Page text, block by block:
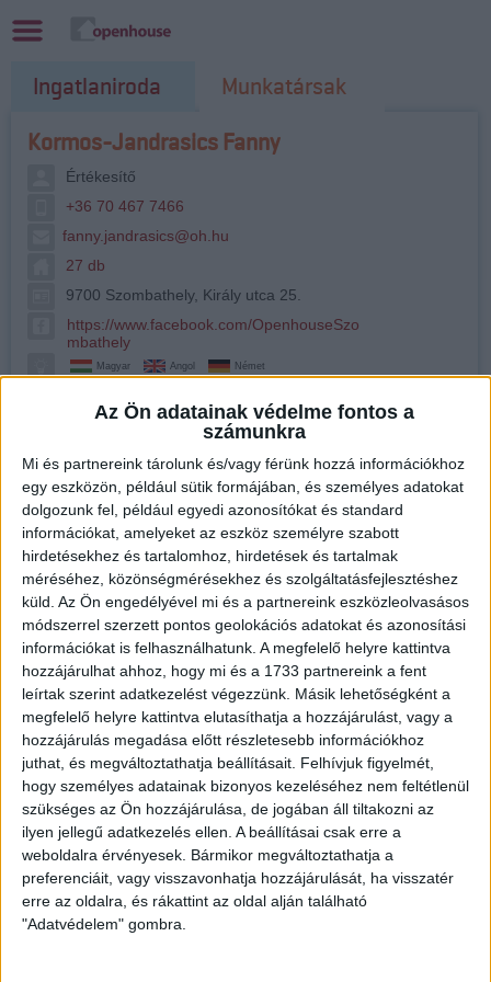
Az Ön adatainak védelme fontos a
számunkra
Mi és partnereink tárolunk és/vagy férünk hozzá információkhoz
egy eszközön, például sütik formájában, és személyes adatokat
dolgozunk fel, például egyedi azonosítókat és standard
információkat, amelyeket az eszköz személyre szabott
hirdetésekhez és tartalomhoz, hirdetések és tartalmak
méréséhez, közönségmérésekhez és szolgáltatásfejlesztéshez
küld. Az Ön engedélyével mi és a partnereink eszközleolvasásos
módszerrel szerzett pontos geolokációs adatokat és azonosítási
információkat is felhasználhatunk. A megfelelő helyre kattintva
hozzájárulhat ahhoz, hogy mi és a 1733 partnereink a fent
leírtak szerint adatkezelést végezzünk. Másik lehetőségként a
megfelelő helyre kattintva elutasíthatja a hozzájárulást, vagy a
hozzájárulás megadása előtt részletesebb információkhoz
juthat, és megváltoztathatja beállításait. Felhívjuk figyelmét,
hogy személyes adatainak bizonyos kezeléséhez nem feltétlenül
szükséges az Ön hozzájárulása, de jogában áll tiltakozni az
ilyen jellegű adatkezelés ellen. A beállításai csak erre a
weboldalra érvényesek. Bármikor megváltoztathatja a
preferenciáit, vagy visszavonhatja hozzájárulását, ha visszatér
erre az oldalra, és rákattint az oldal alján található
"Adatvédelem" gombra.
Ingatlaniroda
Munkatársak
Kormos-Jandrasics Fanny
Értékesítő
+36 70 467 7466
fanny.jandrasics@oh.hu
27 db
9700 Szombathely, Király utca 25.
https://www.facebook.com/OpenhouseSzo
mbathely
Magyar Angol Német
Bemutatkozás
Üdvözlöm!
Kormos-Jandrasics Fanny vagyok, a szombathelyi
Openhouse Ingatlaniroda értékesítője.
Célom a felmerülő kérdéseik teljes körű megválaszolása,
az adásvétel során jelentkező problémák mielőbbi
megoldása, illetve ügyfeleinkkel való bizalom kiépítése,
mint eladói, mint vevői oldalon.